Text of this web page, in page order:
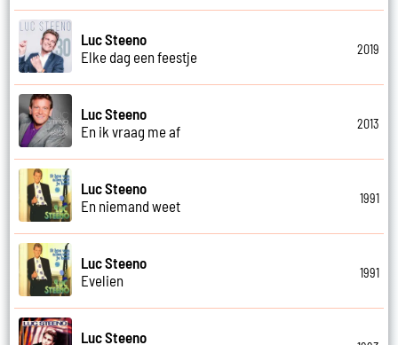
Luc Steeno
Elke dag een feestje
2019
Luc Steeno
En ik vraag me af
2013
Luc Steeno
En niemand weet
1991
Luc Steeno
Evelien
1991
Luc Steeno